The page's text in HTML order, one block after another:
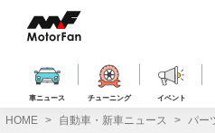
ス
車ニュース チューニング イベント
HOME 自動車・新車ニュース パー